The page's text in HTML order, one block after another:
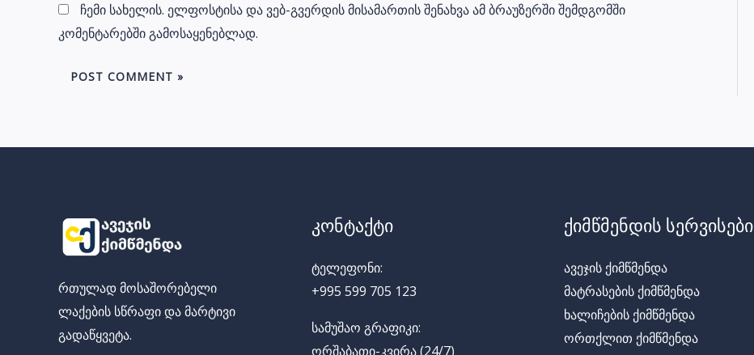
ჩემი სახელის. ელფოსტისა და ვებ-გვერდის მისამართის შენახვა ამ ბრაუზერში შემდგომში
კომენტარებში გამოსაყენებლად.
რთულად მოსაშორებელი
ლაქების სწრაფი და მარტივი
გადაწყვეტა.
კონტაქტი
ტელეფონი:
+995 599 705 123
სამუშაო გრაფიკი:
ორშაბათი-კვირა (24/7)
ქიმწმენდის სერვისები
ავეჯის ქიმწმენდა
მატრასების ქიმწმენდა
ხალიჩების ქიმწმენდა
ორთქლით ქიმწმენდა